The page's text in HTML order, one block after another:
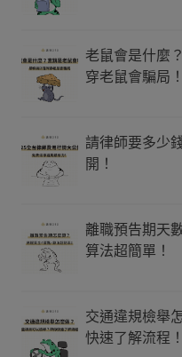
老鼠會是什麼
穿老鼠會騙局！
請律師要多少
開！
離職預告期天
算法超簡單！
交通違規檢舉
快速了解流程！